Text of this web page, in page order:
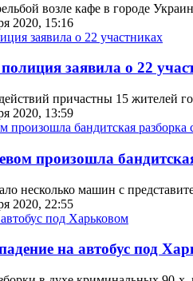
возле кафе в городе
2020, 15:16
заявила о 22
причастны 15 жителей
2020, 13:59
произошла
несколько машин с
2020, 22:55
на автобус под